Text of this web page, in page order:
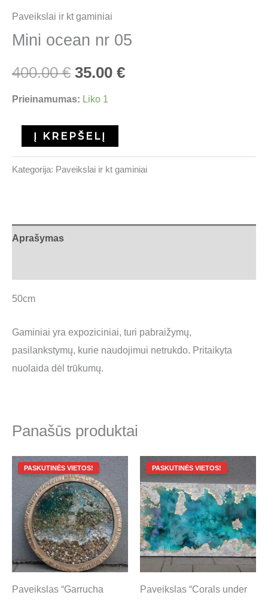
Paveikslai ir kt gaminiai
Mini ocean nr 05
400.00€ 35.00 €
Prieinamumas: Liko 1
Į KREPŠELĮ
Kategorija: Paveikslai ir kt gaminiai
Aprašymas
50cm
Gaminiai yra expoziciniai, turi pabraižymų,
pasilankstymų, kurie naudojimui netrukdo. Pritaikyta
nuolaida dėl trūkumų.
Panašūs produktai
Paveikslas “Garrucha
Original
price
was:
550.00 €.
Current
price
is:
80.00 €.
Paveikslas “Corals under
Original
price
was:
800.00 €.
Current
price
is:
80.00 €.